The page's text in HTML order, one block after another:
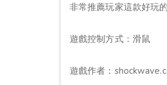
非常推薦玩家這款好玩
遊戲控制方式：滑鼠
遊戲作者：